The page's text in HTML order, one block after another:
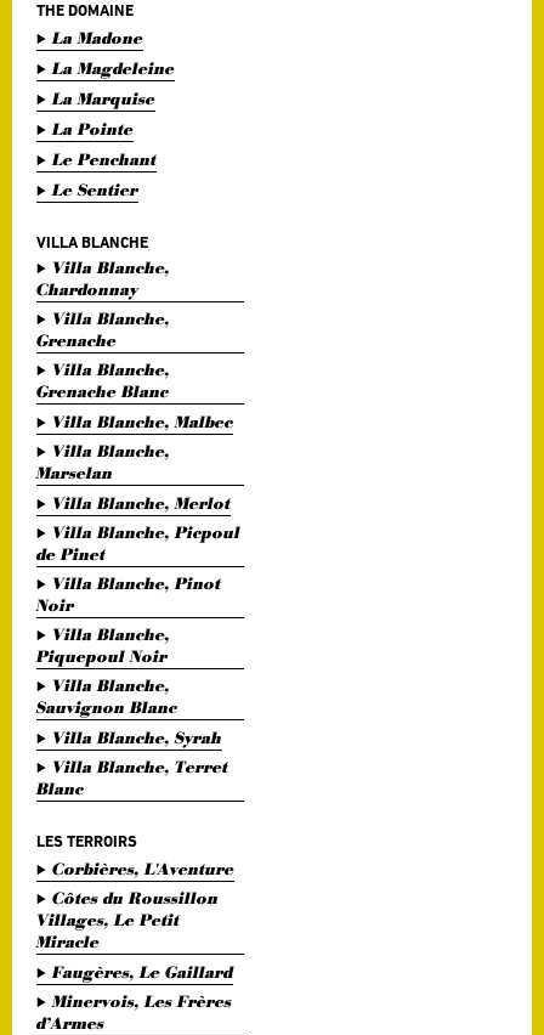
THE DOMAINE
La Madone
La Magdeleine
La Marquise
La Pointe
Le Penchant
Le Sentier
VILLA BLANCHE
Villa Blanche,
Chardonnay
Villa Blanche,
Grenache
Villa Blanche,
Grenache Blanc
Villa Blanche, Malbec
Villa Blanche,
Marselan
Villa Blanche, Merlot
Villa Blanche, Picpoul
de Pinet
Villa Blanche, Pinot
Noir
Villa Blanche,
Piquepoul Noir
Villa Blanche,
Sauvignon Blanc
Villa Blanche, Syrah
Villa Blanche, Terret
Blanc
LES TERROIRS
Corbières, L'Aventure
Côtes du Roussillon
Villages, Le Petit
Miracle
Faugères, Le Gaillard
Minervois, Les Frères
d’Armes